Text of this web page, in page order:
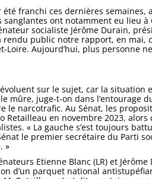
franchi ces dernières semaines,
ont notamment eu lieu à
socialiste Jérôme Durain,
rendu public notre rapport, en mai,
Loire. Aujourd’hui, plus personne
sur le sujet, car la situation
mûre, juge-t-on dans l’entourage
le narcotrafic. Au Sénat, les
en novembre 2023, alors
« La gauche s’est toujours
le premier secrétaire du Parti
»
Etienne Blanc (LR) et
d’un parquet national